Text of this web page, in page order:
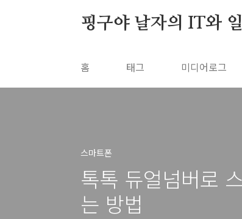
핑구야 날자의 IT와
홈 태그 미디어로그
스마트폰
톡톡 듀얼넘버로
는 방법